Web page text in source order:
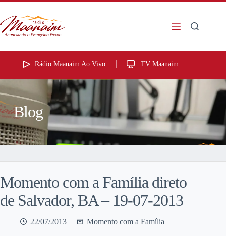
Rádio Maanaim Ao Vivo TV Maanaim
Blog
Momento com a Família direto
de Salvador, BA – 19-07-2013
22/07/2013 Momento com a Família